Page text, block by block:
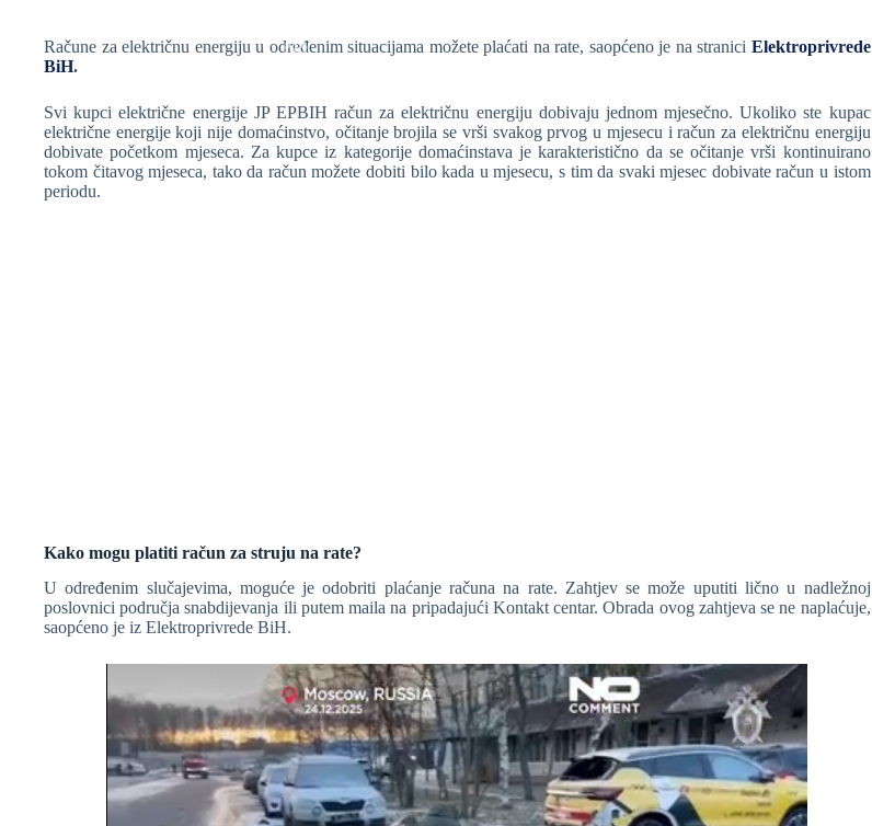
Račune za električnu energiju u određenim situacijama možete plaćati na rate, saopćeno je na stranici Elektroprivrede
BiH.
Svi kupci električne energije JP EPBIH račun za električnu energiju dobivaju jednom mjesečno. Ukoliko ste kupac
električne energije koji nije domaćinstvo, očitanje brojila se vrši svakog prvog u mjesecu i račun za električnu energiju
dobivate početkom mjeseca. Za kupce iz kategorije domaćinstava je karakteristično da se očitanje vrši kontinuirano
tokom čitavog mjeseca, tako da račun možete dobiti bilo kada u mjesecu, s tim da svaki mjesec dobivate račun u istom
periodu.
Kako mogu platiti račun za struju na rate?
U određenim slučajevima, moguće je odobriti plaćanje računa na rate. Zahtjev se može uputiti lično u nadležnoj
poslovnici područja snabdijevanja ili putem maila na pripadajući Kontakt centar. Obrada ovog zahtjeva se ne naplaćuje,
saopćeno je iz Elektroprivrede BiH.